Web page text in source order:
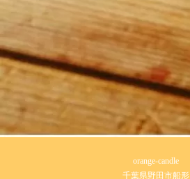
orange-candle
千葉県野田市船形